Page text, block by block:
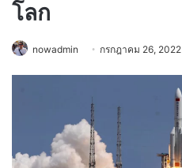
โลก
nowadmin กรกฎาคม 26, 2022